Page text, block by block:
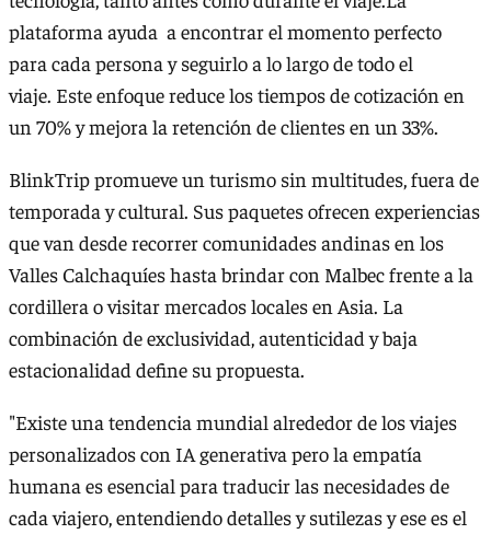
plataforma ayuda a encontrar el momento perfecto
para cada persona y seguirlo a lo largo de todo el
viaje. Este enfoque reduce los tiempos de cotización en
un 70% y mejora la retención de clientes en un 33%.
BlinkTrip promueve un turismo sin multitudes, fuera de
temporada y cultural. Sus paquetes ofrecen experiencias
que van desde recorrer comunidades andinas en los
Valles Calchaquíes hasta brindar con Malbec frente a la
cordillera o visitar mercados locales en Asia. La
combinación de exclusividad, autenticidad y baja
estacionalidad define su propuesta.
"Existe una tendencia mundial alrededor de los viajes
personalizados con IA generativa pero la empatía
humana es esencial para traducir las necesidades de
cada viajero, entendiendo detalles y sutilezas y ese es el